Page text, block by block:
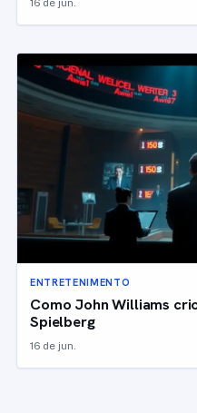
16 de jun.
ENTRETENIMENTO
Como John Williams
Spielberg
16 de jun.